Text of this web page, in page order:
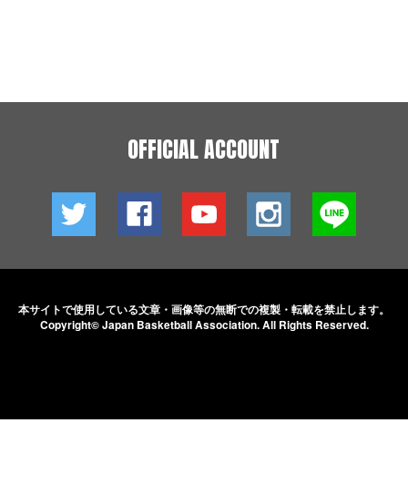
OFFICIAL ACCOUNT
本サイトで使用している文章・画像等の無断での複製・転載を禁止します。
Copyright© Japan Basketball Association.All Rights Reserved.